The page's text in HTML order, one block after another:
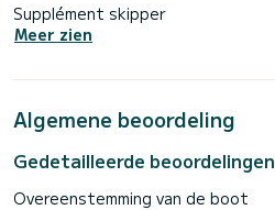
Supplément skipper
Meer zien
Algemene beoordeling
Gedetailleerde beoordelingen
Overeenstemming van de boot